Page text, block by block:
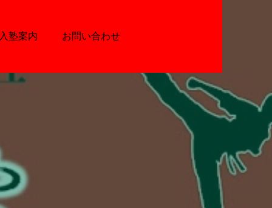
入塾案内 お問い合わせ